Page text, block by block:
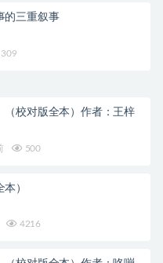
的三重叙事
309
（校对版全本）作者：王梓
500
）
4216